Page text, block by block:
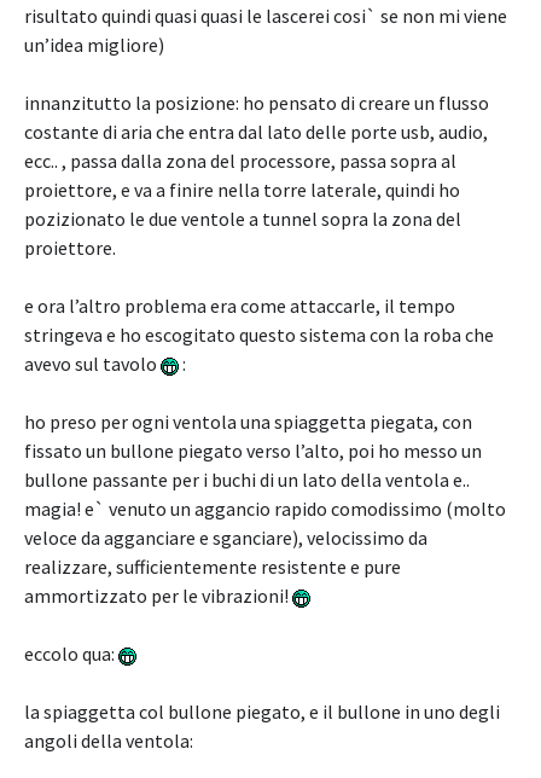
risultato quindi quasi quasi le lascerei cosi` se non mi viene
un’idea migliore)
innanzitutto la posizione: ho pensato di creare un flusso
costante di aria che entra dal lato delle porte usb, audio,
ecc.. , passa dalla zona del processore, passa sopra al
proiettore, e va a finire nella torre laterale, quindi ho
pozizionato le due ventole a tunnel sopra la zona del
proiettore.
e ora l’altro problema era come attaccarle, il tempo
stringeva e ho escogitato questo sistema con la roba che
avevo sul tavolo
:
ho preso per ogni ventola una spiaggetta piegata, con
fissato un bullone piegato verso l’alto, poi ho messo un
bullone passante per i buchi di un lato della ventola e..
magia! e` venuto un aggancio rapido comodissimo (molto
veloce da agganciare e sganciare), velocissimo da
realizzare, sufficientemente resistente e pure
ammortizzato per le vibrazioni!
eccolo qua:
la spiaggetta col bullone piegato, e il bullone in uno degli
angoli della ventola: